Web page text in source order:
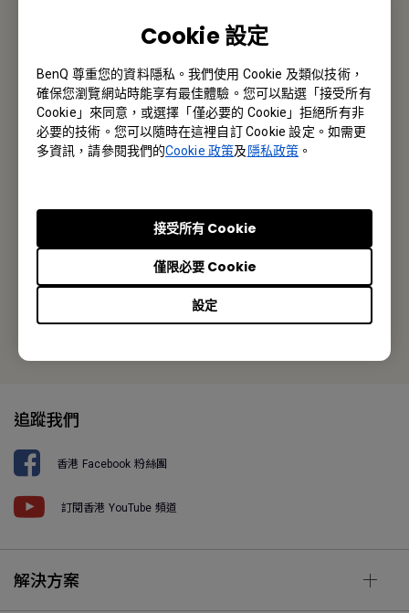
Cookie 設定
BenQ 尊重您的資料隱私。我們使用 Cookie 及類似技術，
確保您瀏覽網站時能享有最佳體驗。您可以點選「接受所有
Cookie」來同意，或選擇「僅必要的 Cookie」拒絕所有非
必要的技術。您可以隨時在這裡自訂 Cookie 設定。如需更
多資訊，請參閱我們的Cookie 政策及隱私政策。
設定
僅限必要 Cookie
接受所有 Cookie
聯絡我們
BenQ 香港
明基智能科技(香港)有限公司
Fax: +852-2330-6353
選擇其他所在區域
追蹤我們
香港 Facebook 粉絲團
訂閱香港 YouTube 頻道
解決方案